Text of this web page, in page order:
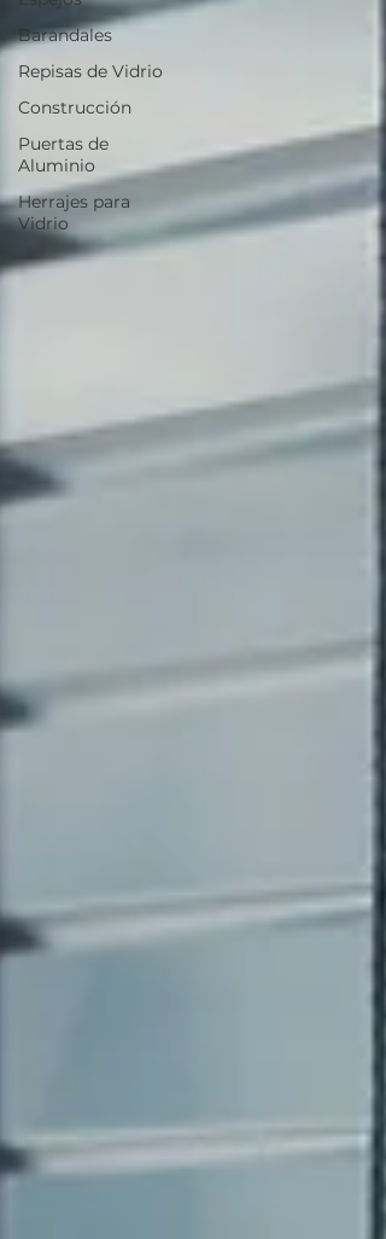
Barandales
Repisas de Vidrio
Construcción
Puertas de
Aluminio
Herrajes para
Vidrio